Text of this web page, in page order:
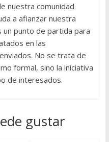
nuestra comunidad
a afianzar nuestra
punto de partida para
en las
No se trata de
formal, sino la iniciativa
de interesados.
gustar